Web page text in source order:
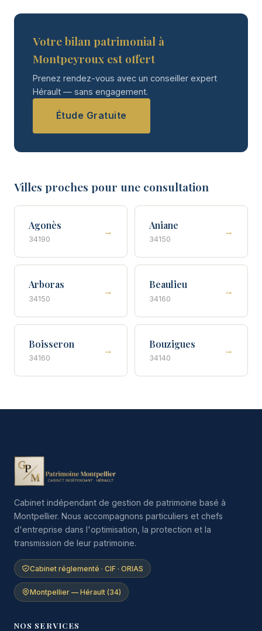
Votre bilan patrimonial à
Montpeyroux est offert
Prenez rendez-vous avec un conseiller expert
Hérault — sans engagement.
Étude Gratuite
Villes proches pour une consultation
Agonès
34190
→
Aniane
34150
→
Arboras
34150
→
Beaulieu
34160
→
Boisseron
34160
→
Bouzigues
34140
→
Cabinet indépendant de gestion de patrimoine basé à
Montpellier. Nous accompagnons particuliers et chefs
d'entreprise dans l'optimisation, la protection et la
transmission de leur patrimoine.
Cabinet réglementé · CIF · ORIAS
Montpellier — Hérault (34)
NOS SERVICES